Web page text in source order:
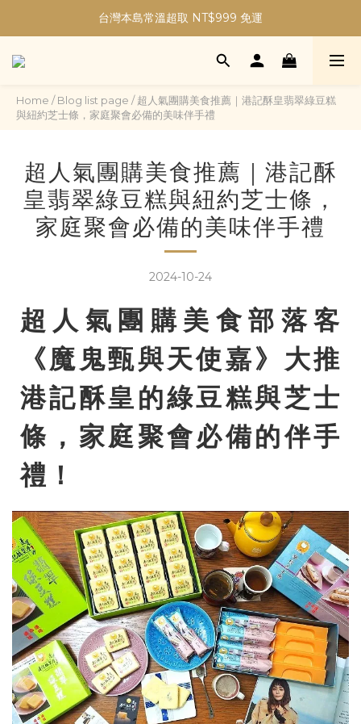
加入會員現折30元購物金｜最高5%購物金無上限！
台灣本島常溫超取 NT$999 免運
加入會員現折30元購物金｜最高5%購物金無上限！
Home /Blog list page /超人氣團購美食推薦｜港記酥皇翡翠綠豆糕
與紐約芝士條，家庭聚會必備的美味伴手禮
超人氣團購美食推薦｜港記酥
皇翡翠綠豆糕與紐約芝士條，
家庭聚會必備的美味伴手禮
2024-10-24
超人氣團購美食部落客
《魔鬼甄與天使嘉》大推
港記酥皇的綠豆糕與芝士
條，家庭聚會必備的伴手
禮！